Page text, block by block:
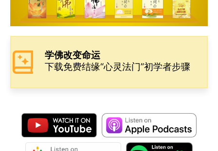
学佛改变命运
下载免费结缘“心灵法门”初学者步骤